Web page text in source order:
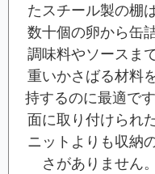
たスチール製の棚は
数十個の卵から缶
調味料やソースまで
重いかさばる材料
持するのに最適で
面に取り付けられ
ニットよりも収納
さがありません。